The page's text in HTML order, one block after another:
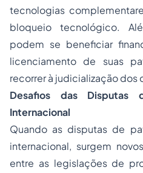
tecnologias
bloqueio tecnológico.
podem se beneficiar
licenciamento de suas
recorrer à judicialização dos
Desafios das Disputas
Internacional
Quando as disputas de
internacional, surgem
entre as legislações de